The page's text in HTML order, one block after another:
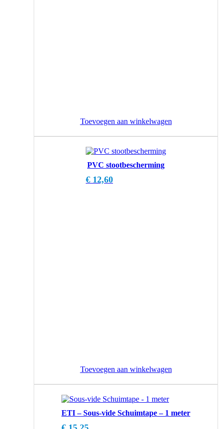
Toevoegen aan winkelwagen
PVC stootbescherming
€ 12,60
Toevoegen aan winkelwagen
ETI – Sous-vide Schuimtape – 1 meter